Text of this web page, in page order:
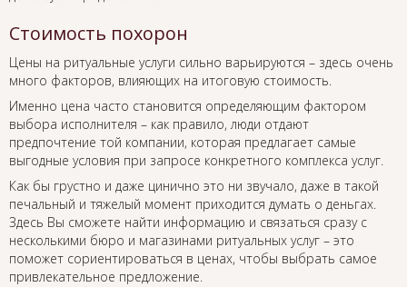
Стоимость похорон
Цены на ритуальные услуги сильно варьируются – здесь очень
много факторов, влияющих на итоговую стоимость.
Именно цена часто становится определяющим фактором
выбора исполнителя – как правило, люди отдают
предпочтение той компании, которая предлагает самые
выгодные условия при запросе конкретного комплекса услуг.
Как бы грустно и даже цинично это ни звучало, даже в такой
печальный и тяжелый момент приходится думать о деньгах.
Здесь Вы сможете найти информацию и связаться сразу с
несколькими бюро и магазинами ритуальных услуг – это
поможет сориентироваться в ценах, чтобы выбрать самое
привлекательное предложение.